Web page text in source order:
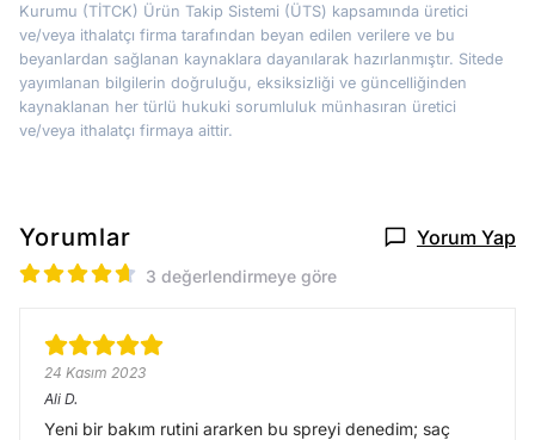
Kurumu (TİTCK) Ürün Takip Sistemi (ÜTS) kapsamında üretici
ve/veya ithalatçı firma tarafından beyan edilen verilere ve bu
beyanlardan sağlanan kaynaklara dayanılarak hazırlanmıştır. Sitede
yayımlanan bilgilerin doğruluğu, eksiksizliği ve güncelliğinden
kaynaklanan her türlü hukuki sorumluluk münhasıran üretici
ve/veya ithalatçı firmaya aittir.
Yorumlar Yorum Yap
3 değerlendirmeye göre
24 Kasım 2023
Ali D.
Yeni bir bakım rutini ararken bu spreyi denedim; saç